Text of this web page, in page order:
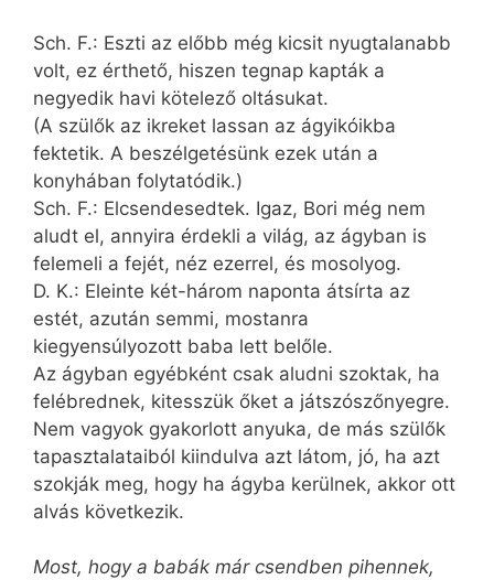
Sch. F.: Eszti az előbb még kicsit nyugtalanabb
volt, ez érthető, hiszen tegnap kapták a
negyedik havi kötelező oltásukat.
(A szülők az ikreket lassan az ágyikóikba
fektetik. A beszélgetésünk ezek után a
konyhában folytatódik.)
Sch. F.: Elcsendesedtek. Igaz, Bori még nem
aludt el, annyira érdekli a világ, az ágyban is
felemeli a fejét, néz ezerrel, és mosolyog.
D. K.: Eleinte két-három naponta átsírta az
estét, azután semmi, mostanra
kiegyensúlyozott baba lett belőle.
Az ágyban egyébként csak aludni szoktak, ha
felébrednek, kitesszük őket a játszószőnyegre.
Nem vagyok gyakorlott anyuka, de más szülők
tapasztalataiból kiindulva azt látom, jó, ha azt
szokják meg, hogy ha ágyba kerülnek, akkor ott
alvás következik.
Most, hogy a babák már csendben pihennek,